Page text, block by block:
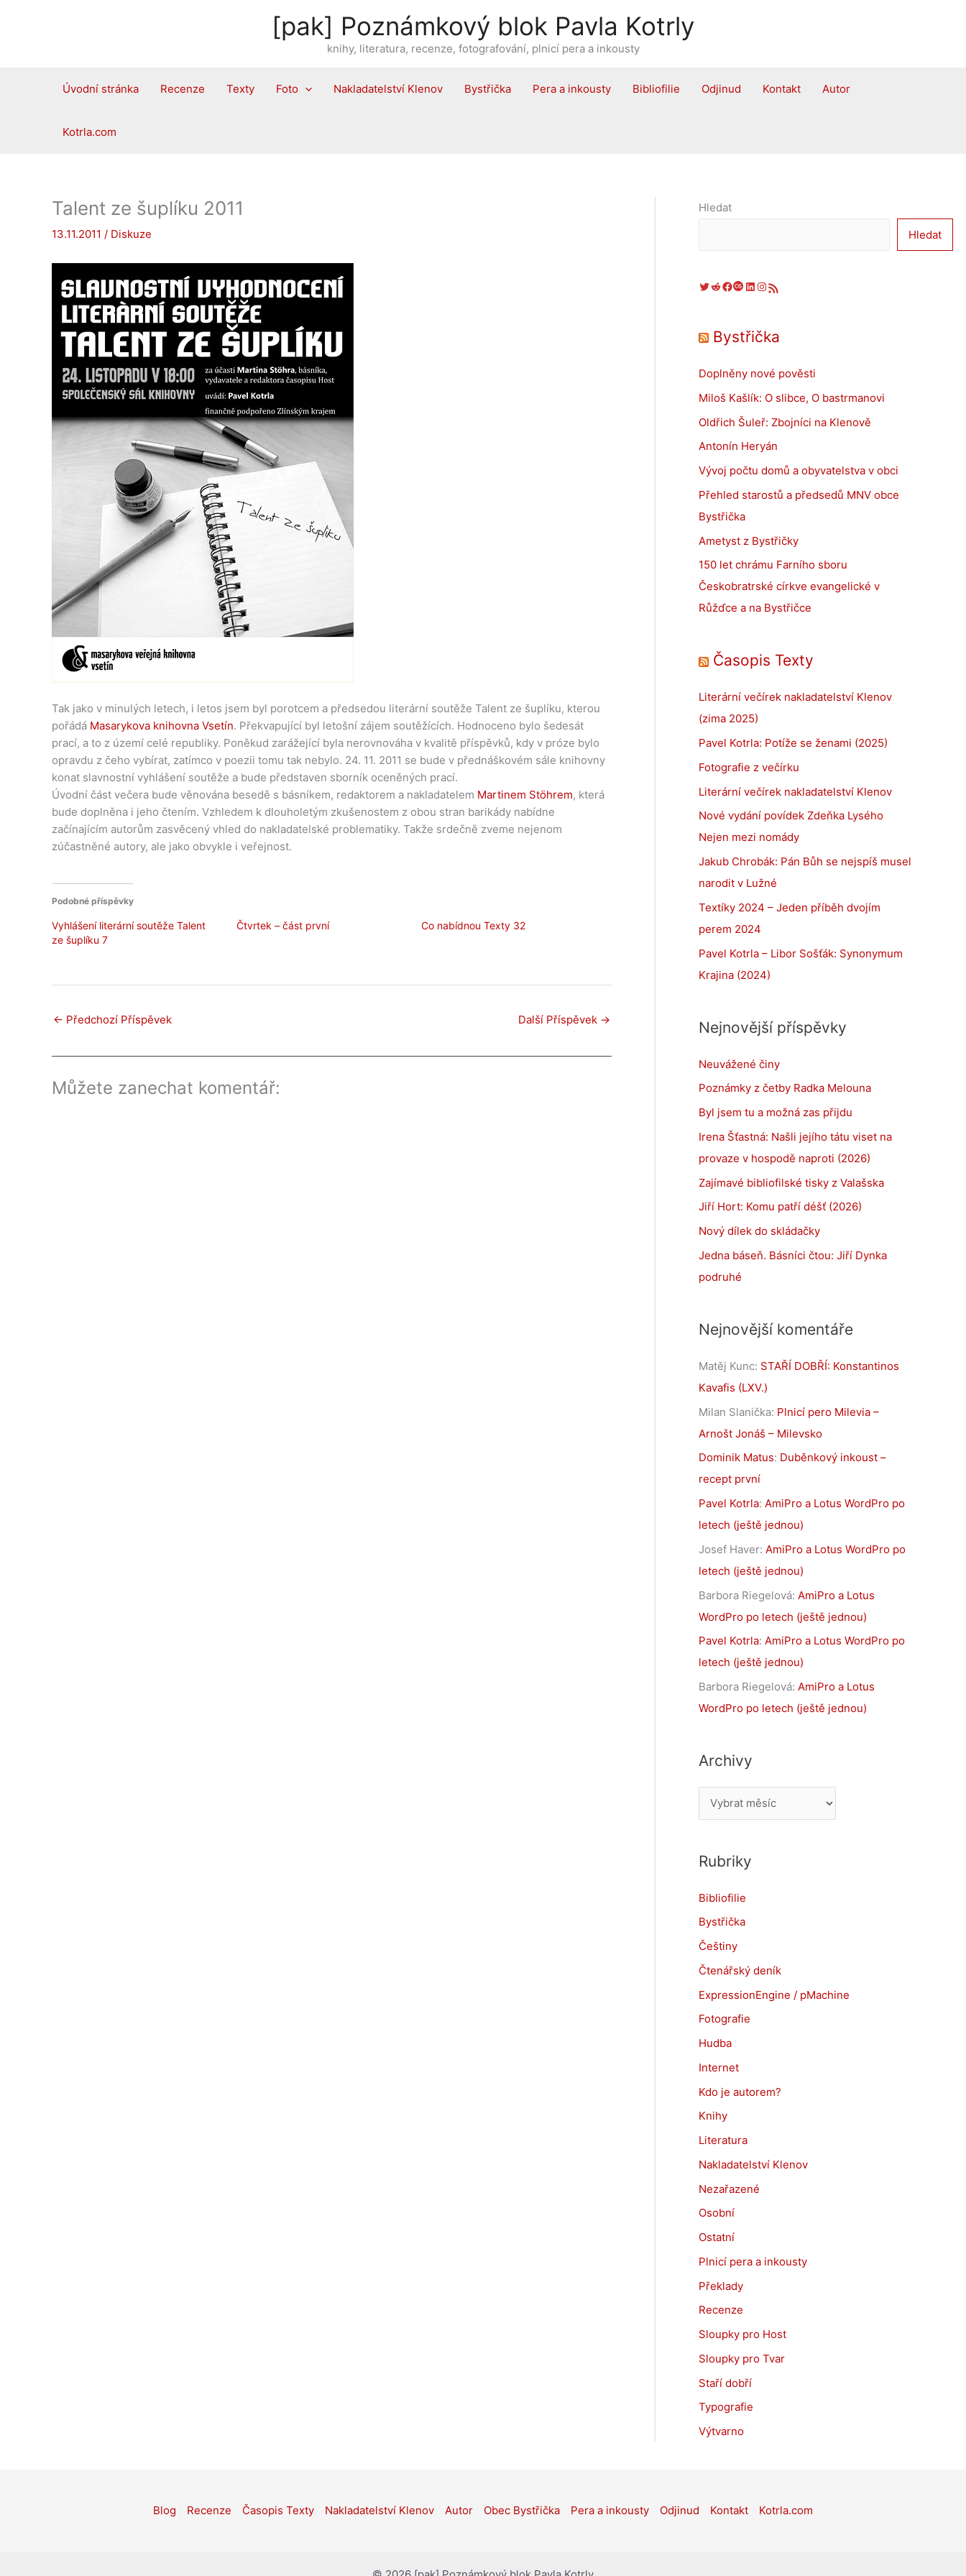
[pak] Poznámkový blok Pavla Kotrly
knihy, literatura, recenze, fotografování, plnicí pera a inkousty
Úvodní stránka Recenze Texty Foto Nakladatelství Klenov Bystřička Pera a inkousty Bibliofilie Odjinud Kontakt Autor
Kotrla.com
Talent ze šuplíku 2011
13.11.2011 / Diskuze
Tak jako v minulých letech, i letos jsem byl porotcem a předsedou literární soutěže Talent ze šuplíku, kterou
pořádá Masarykova knihovna Vsetín. Překvapující byl letošní zájem soutěžících. Hodnoceno bylo šedesát
prací, a to z území celé republiky. Poněkud zarážející byla nerovnováha v kvalitě příspěvků, kdy v próze bylo
opravdu z čeho vybírat, zatímco v poezii tomu tak nebylo. 24. 11. 2011 se bude v přednáškovém sále knihovny
konat slavnostní vyhlášení soutěže a bude představen sborník oceněných prací.
Úvodní část večera bude věnována besedě s básníkem, redaktorem a nakladatelem Martinem Stöhrem, která
bude doplněna i jeho čtením. Vzhledem k dlouholetým zkušenostem z obou stran barikády nabídne
začínajícím autorům zasvěcený vhled do nakladatelské problematiky. Takže srdečně zveme nejenom
zúčastněné autory, ale jako obvykle i veřejnost.
Podobné příspěvky
Vyhlášení literární soutěže Talent
ze šuplíku 7
Čtvrtek – část první Co nabídnou Texty 32
← Předchozí Příspěvek Další Příspěvek →
Můžete zanechat komentář:
Hledat
Hledat
Twitter Reddit Facebook Last.fm LinkedIn Instagram RSS zdroj
Bystřička
Doplněny nové pověsti
Miloš Kašlík: O slibce, O bastrmanovi
Oldřich Šuleř: Zbojníci na Klenově
Antonín Heryán
Vývoj počtu domů a obyvatelstva v obci
Přehled starostů a předsedů MNV obce
Bystřička
Ametyst z Bystřičky
150 let chrámu Farního sboru
Českobratrské církve evangelické v
Růžďce a na Bystřičce
Časopis Texty
Literární večírek nakladatelství Klenov
(zima 2025)
Pavel Kotrla: Potíže se ženami (2025)
Fotografie z večírku
Literární večírek nakladatelství Klenov
Nové vydání povídek Zdeňka Lysého
Nejen mezi nomády
Jakub Chrobák: Pán Bůh se nejspíš musel
narodit v Lužné
Textíky 2024 – Jeden příběh dvojím
perem 2024
Pavel Kotrla – Libor Sošťák: Synonymum
Krajina (2024)
Nejnovější příspěvky
Neuvážené činy
Poznámky z četby Radka Melouna
Byl jsem tu a možná zas přijdu
Irena Šťastná: Našli jejího tátu viset na
provaze v hospodě naproti (2026)
Zajímavé bibliofilské tisky z Valašska
Jiří Hort: Komu patří déšť (2026)
Nový dílek do skládačky
Jedna báseň. Básníci čtou: Jiří Dynka
podruhé
Nejnovější komentáře
Matěj Kunc: STAŘÍ DOBŘÍ: Konstantinos
Kavafis (LXV.)
Milan Slanička: Plnicí pero Milevia –
Arnošt Jonáš – Milevsko
Dominik Matus: Duběnkový inkoust –
recept první
Pavel Kotrla: AmiPro a Lotus WordPro po
letech (ještě jednou)
Josef Haver: AmiPro a Lotus WordPro po
letech (ještě jednou)
Barbora Riegelová: AmiPro a Lotus
WordPro po letech (ještě jednou)
Pavel Kotrla: AmiPro a Lotus WordPro po
letech (ještě jednou)
Barbora Riegelová: AmiPro a Lotus
WordPro po letech (ještě jednou)
Archivy
r
h
v
y
Rubriky
Bibliofilie
Bystřička
Češtiny
Čtenářský deník
ExpressionEngine / pMachine
Fotografie
Hudba
Internet
Kdo je autorem?
Knihy
Literatura
Nakladatelství Klenov
Nezařazené
Osobní
Ostatní
Plnicí pera a inkousty
Překlady
Recenze
Sloupky pro Host
Sloupky pro Tvar
Staří dobří
Typografie
Výtvarno
Blog Recenze Časopis Texty Nakladatelství Klenov Autor Obec Bystřička Pera a inkousty Odjinud Kontakt Kotrla.com